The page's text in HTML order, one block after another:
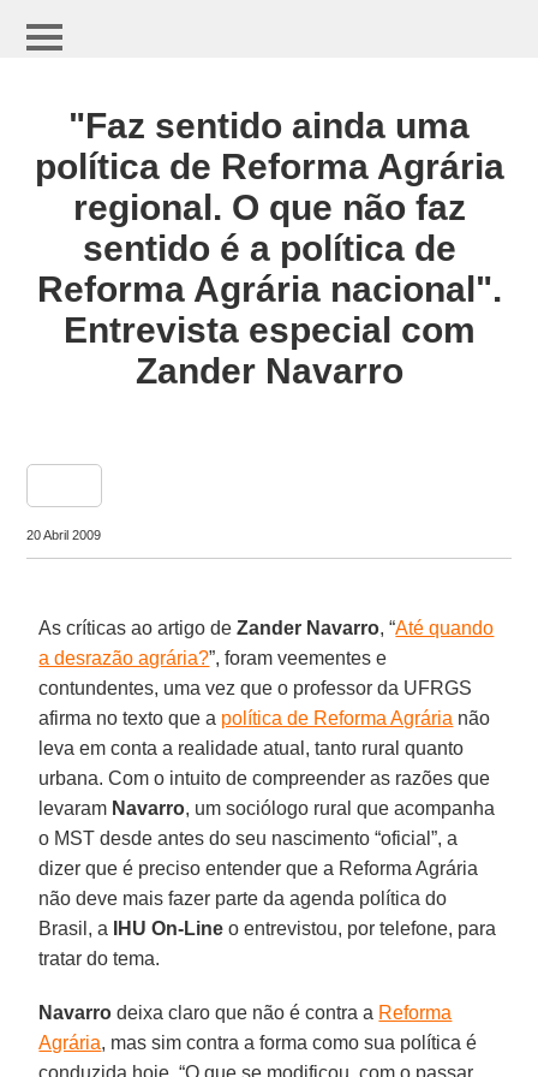
"Faz sentido ainda uma
política de Reforma Agrária
regional. O que não faz
sentido é a política de
Reforma Agrária nacional".
Entrevista especial com
Zander Navarro
20 Abril 2009
As críticas ao artigo deZander Navarro, “Até quando
a desrazão agrária?”, foram veementes e
contundentes, uma vez que o professor da UFRGS
afirma no texto que a política de Reforma Agrária não
leva em conta a realidade atual, tanto rural quanto
urbana. Com o intuito de compreender as razões que
levaram Navarro, um sociólogo rural que acompanha
o MST desde antes do seu nascimento “oficial”, a
dizer que é preciso entender que a Reforma Agrária
não deve mais fazer parte da agenda política do
Brasil, a
IHU On-Line o entrevistou, por telefone, para
tratar do tema.
Navarro deixa claro que não é contra a Reforma
Agrária, mas sim contra a forma como sua política é
conduzida hoje. “O que se modificou, com o passar